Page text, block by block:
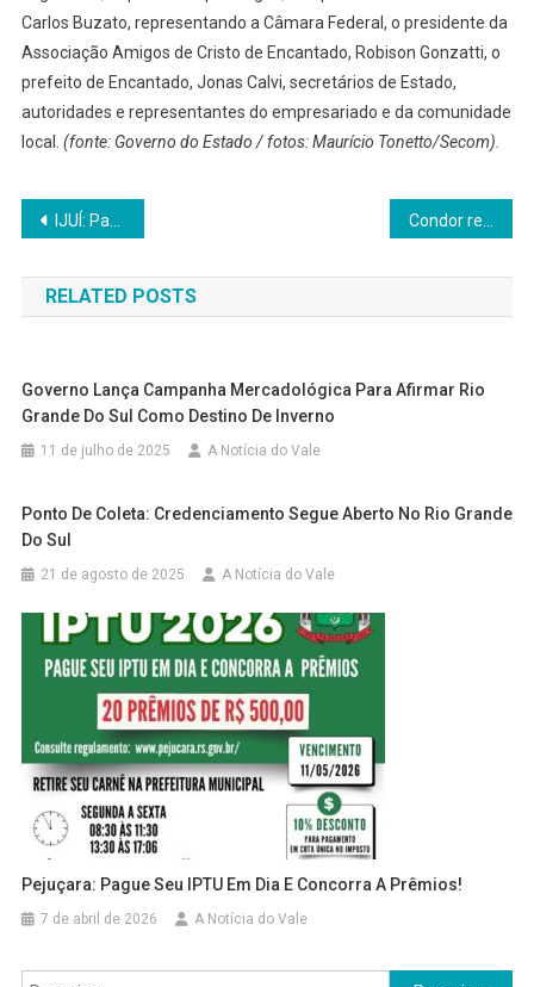
Carlos Buzato, representando a Câmara Federal, o presidente da
Associação Amigos de Cristo de Encantado, Robison Gonzatti, o
prefeito de Encantado, Jonas Calvi, secretários de Estado,
autoridades e representantes do empresariado e da comunidade
local. (fonte: Governo do Estado / fotos: Maurício Tonetto/Secom).
Navegação
de
Post
IJUÍ: Paraguaios são presos transportando mais de 80kg de cocaína na BR-285 Condor recebe prêmio no Programa Estadual “Alfabetiza Tchê”
RELATED POSTS
Governo Lança Campanha Mercadológica Para Afirmar Rio
Grande Do Sul Como Destino De Inverno
11 de julho de 2025 A Notícia do Vale
Ponto De Coleta: Credenciamento Segue Aberto No Rio Grande
Do Sul
21 de agosto de 2025 A Notícia do Vale
Pejuçara: Pague Seu IPTU Em Dia E Concorra A Prêmios!
7 de abril de 2026 A Notícia do Vale